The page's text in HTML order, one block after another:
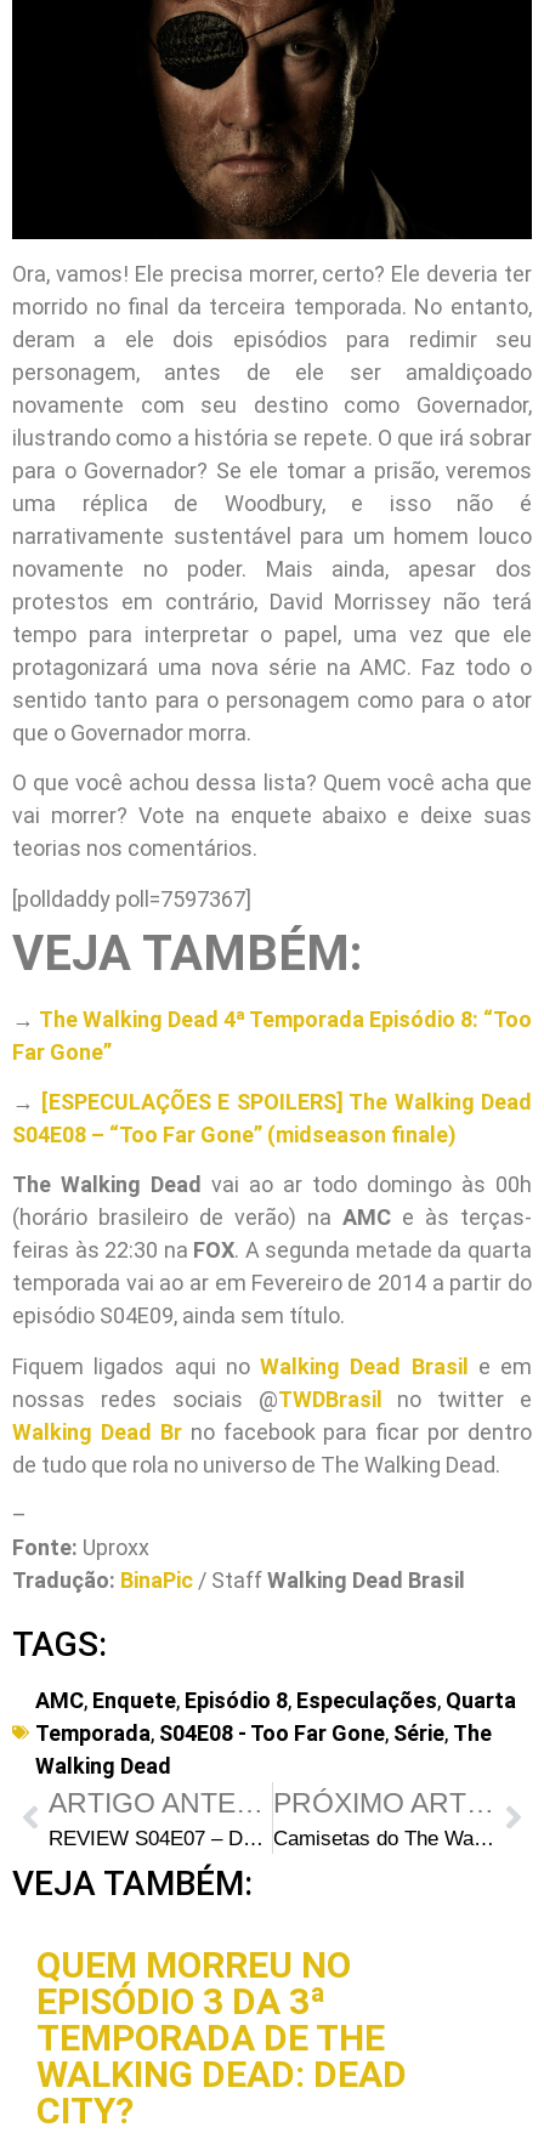
Ora, vamos! Ele precisa morrer, certo? Ele deveria ter
morrido no final da terceira temporada. No entanto,
deram a ele dois episódios para redimir seu
personagem, antes de ele ser amaldiçoado
novamente com seu destino como Governador,
ilustrando como a história se repete. O que irá sobrar
para o Governador? Se ele tomar a prisão, veremos
uma réplica de Woodbury, e isso não é
narrativamente sustentável para um homem louco
novamente no poder. Mais ainda, apesar dos
protestos em contrário, David Morrissey não terá
tempo para interpretar o papel, uma vez que ele
protagonizará uma nova série na AMC. Faz todo o
sentido tanto para o personagem como para o ator
que o Governador morra.
O que você achou dessa lista? Quem você acha que
vai morrer? Vote na enquete abaixo e deixe suas
teorias nos comentários.
[polldaddy poll=7597367]
VEJA TAMBÉM:
→ The Walking Dead 4ª Temporada Episódio 8: “Too
Far Gone”
→ [ESPECULAÇÕES E SPOILERS] The Walking Dead
S04E08 – “Too Far Gone” (midseason finale)
The Walking Dead vai ao ar todo domingo às 00h
(horário brasileiro de verão) na AMC e às terças-
feiras às 22:30 na FOX. A segunda metade da quarta
temporada vai ao ar em Fevereiro de 2014 a partir do
episódio S04E09, ainda sem título.
Fiquem ligados aqui no Walking Dead Brasil e em
nossas redes sociais @TWDBrasil no twitter e
Walking Dead Brno facebook para ficar por dentro
de tudo que rola no universo de The Walking Dead.
–
Fonte: Uproxx
Tradução: BinaPic / StaffWalking Dead Brasil
TAGS:
AMC, Enquete, Episódio 8, Especulações, Quarta
Temporada, S04E08 - Too Far Gone, Série, The
Walking Dead
ARTIGO ANTERIOR
REVIEW S04E07 – Dead Weight: O caminho para a prisão
PRÓXIMO ARTIGO
Camisetas do The Walking Dead em promoção!
VEJA TAMBÉM:
QUEM MORREU NO
EPISÓDIO 3 DA 3ª
TEMPORADA DE THE
WALKING DEAD: DEAD
CITY?